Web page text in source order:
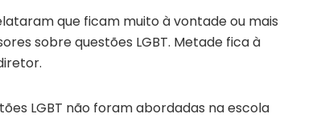
que ficam muito à vontade ou mais
sobre questões LGBT. Metade fica à
LGBT não foram abordadas na escola